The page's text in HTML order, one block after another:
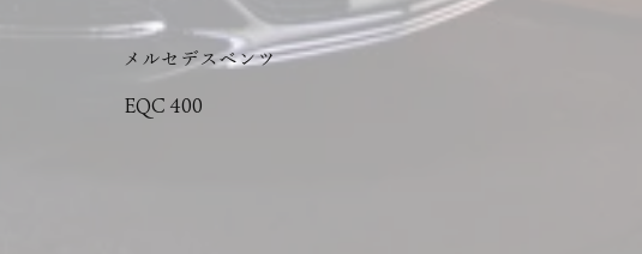
メルセデスベンツ
EQC 400